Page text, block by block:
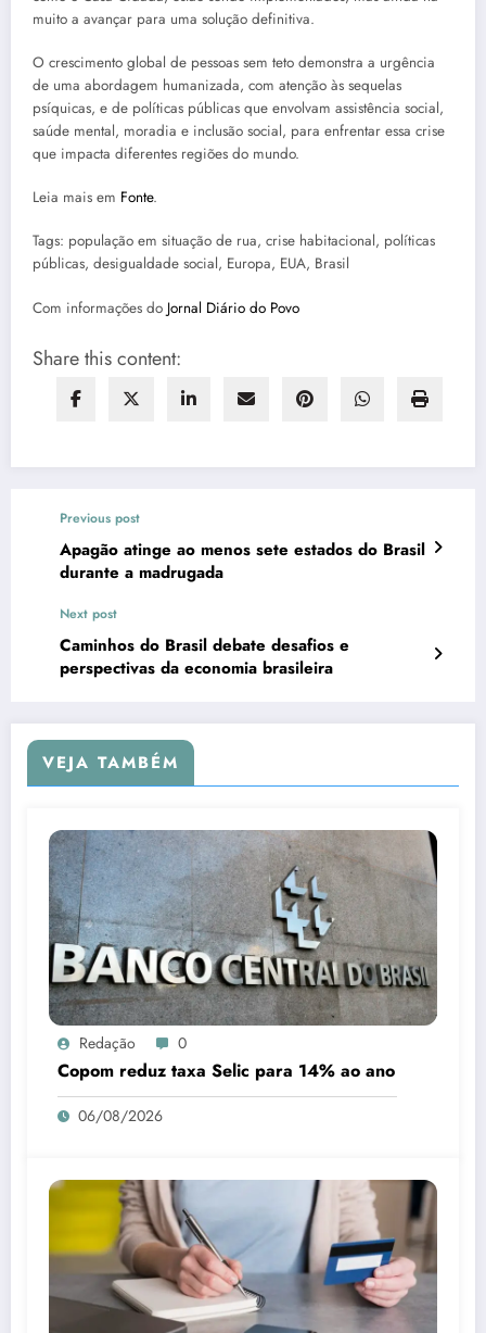
muito a avançar para uma solução definitiva.
O crescimento global de pessoas sem teto demonstra a urgência
de uma abordagem humanizada, com atenção às sequelas
psíquicas, e de políticas públicas que envolvam assistência social,
saúde mental, moradia e inclusão social, para enfrentar essa crise
que impacta diferentes regiões do mundo.
Leia mais em Fonte.
Tags: população em situação de rua, crise habitacional, políticas
públicas, desigualdade social, Europa, EUA, Brasil
Com informações do Jornal Diário do Povo
Share this content:
Previous post
Apagão atinge ao menos sete estados do Brasil
durante a madrugada
Next post
Caminhos do Brasil debate desafios e
perspectivas da economia brasileira
VEJA TAMBÉM
Redação 0
Copom reduz taxa Selic para 14% ao ano
06/08/2026